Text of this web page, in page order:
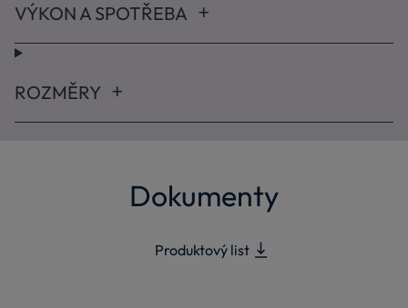
VÝKON A SPOTŘEBA
ROZMĚRY
Dokumenty
Produktový list